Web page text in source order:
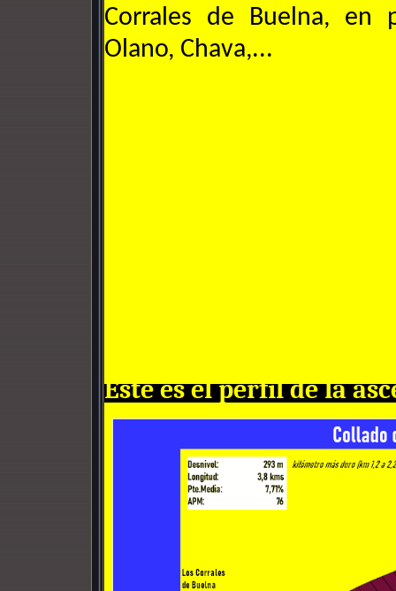
Corrales de Buelna, en
Olano, Chava,...
Éste es el perfil de la